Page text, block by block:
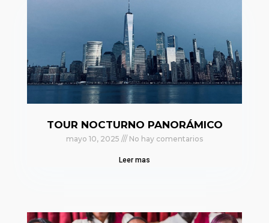
TOUR NOCTURNO PANORÁMICO
mayo 10, 2025 No hay comentarios
Leer mas